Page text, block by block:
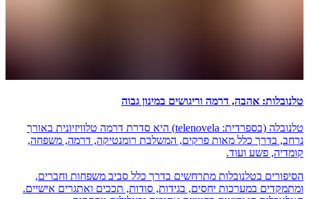
טלנובלות: אהבה, דרמה וריגושים במינון גבוה
טלנובלה (בספרדית: telenovela) היא סדרת דרמה טלוויזיונית באורך
נרחב, בדרך כלל מאות פרקים, המשלבת רומנטיקה, דרמה, משפחה,
קומדיה, פשע ועוד.
הסיפורים בטלנובלות מתרחשים בדרך כלל סביב משפחות וחברים,
ומתמקדים במערכות יחסים, בגידות, סודות, תככים ואתגרים אישיים.